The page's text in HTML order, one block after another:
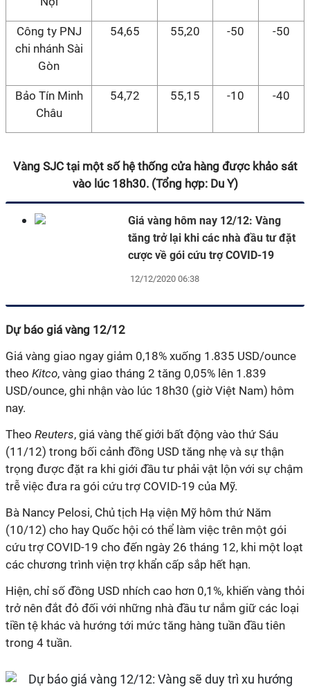
Công ty PNJ
chi nhánh Sài
Gòn
54,65 55,20 -50 -50
Bảo Tín Minh
Châu
54,72 55,15 -10 -40
Vàng SJC tại một số hệ thống cửa hàng được khảo sát
vào lúc 18h30. (Tổng hợp: Du Y)
Giá vàng hôm nay 12/12: Vàng
tăng trở lại khi các nhà đầu tư đặt
cược về gói cứu trợ COVID-19
12/12/2020 06:38
Dự báo giá vàng 12/12
Giá vàng giao ngay giảm 0,18% xuống 1.835 USD/ounce
theo Kitco, vàng giao tháng 2 tăng 0,05% lên 1.839
USD/ounce, ghi nhận vào lúc 18h30 (giờ Việt Nam) hôm
nay.
Theo Reuters, giá vàng thế giới bất động vào thứ Sáu
(11/12) trong bối cảnh đồng USD tăng nhẹ và sự thận
trọng được đặt ra khi giới đầu tư phải vật lộn với sự chậm
trễ việc đưa ra gói cứu trợ COVID-19 của Mỹ.
Bà Nancy Pelosi, Chủ tịch Hạ viện Mỹ hôm thứ Năm
(10/12) cho hay Quốc hội có thể làm việc trên một gói
cứu trợ COVID-19 cho đến ngày 26 tháng 12, khi một loạt
các chương trình viện trợ khẩn cấp sắp hết hạn.
Hiện, chỉ số đồng USD nhích cao hơn 0,1%, khiến vàng thỏi
trở nên đắt đỏ đối với những nhà đầu tư nắm giữ các loại
tiền tệ khác và hướng tới mức tăng hàng tuần đầu tiên
trong 4 tuần.